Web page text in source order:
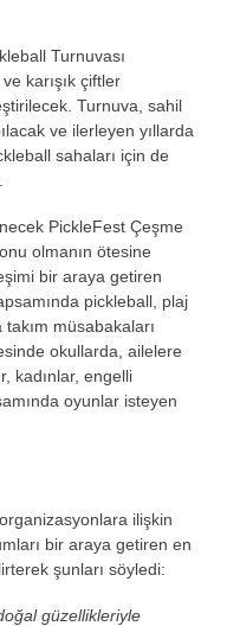
Turnuvası
karışık çiftler
Turnuva, sahil
ve ilerleyen yıllarda
sahaları için de
PickleFest Çeşme
olmanın ötesine
bir araya getiren
pickleball, plaj
müsabakaları
okullarda, ailelere
kadınlar, engelli
oyunlar isteyen
ilişkin
bir araya getiren en
şunları söyledi:
güzellikleriyle